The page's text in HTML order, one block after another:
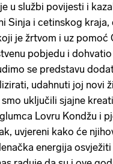
u službi povijesti i
Sinja i cetinskog kraja,
je žrtvom i uz pomoć
pobjedu i
se predstavu
udahnuti joj novi
uključili sjajne
Lovru Kondžu i
uvjereni kako će
energija osvježiti